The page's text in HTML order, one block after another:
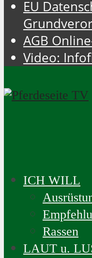
EU
AGB
Video:
ICH WILL
Rassen
LAUT u.